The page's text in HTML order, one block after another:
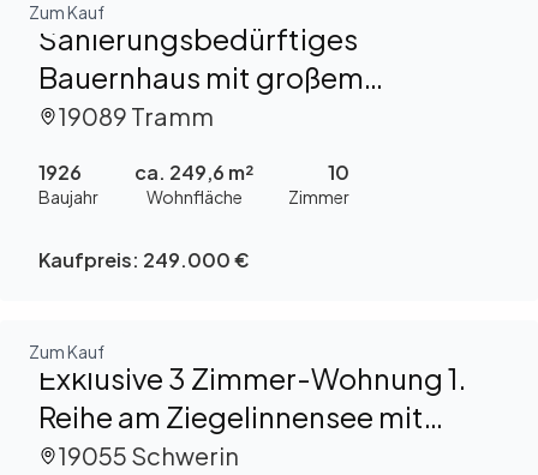
Zum Kauf
Sanierungsbedürftiges
Bauernhaus mit großem
Grundstück in Tramm zu kaufen!
19089 Tramm
1926
Baujahr
ca. 249,6 m²
Wohnfläche
10
Zimmer
Kaufpreis: 249.000 €
Zum Kauf
Exklusive 3 Zimmer-Wohnung 1.
Reihe am Ziegelinnensee mit
großem Balkon zu kaufen!
19055 Schwerin